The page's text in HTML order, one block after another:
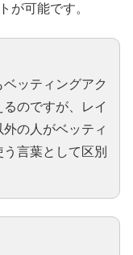
が可能です。
ッティングアク
のですが、レイ
の人がベッティ
言葉として区別